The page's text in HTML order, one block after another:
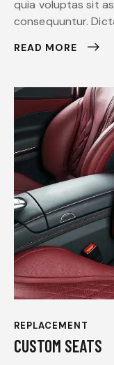
quia voluptas sit
consequuntur.
READ MORE
REPLACEMENT
CUSTOM SEATS